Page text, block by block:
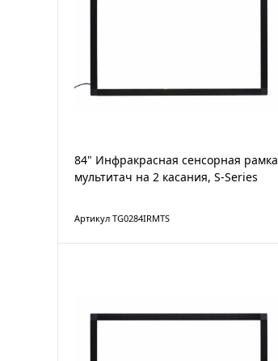
84" Инфракрасная сенсорная рамка
мультитач на 2 касания, S-Series
Артикул TG0284IRMTS